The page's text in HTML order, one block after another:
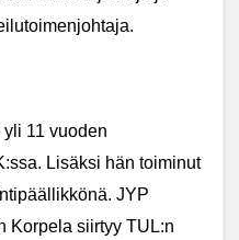
11 vuoden
Lisäksi hän toiminut
JYP
Korpela siirtyy TUL:n